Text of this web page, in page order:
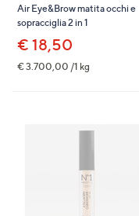
Air Eye&Brow matita occhi e
sopracciglia 2 in 1
€ 18,50
€ 3.700,00 /1 kg